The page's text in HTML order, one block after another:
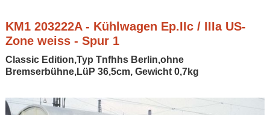
KM1 203222A - Kühlwagen Ep.IIc / IIIa US-
Zone weiss - Spur 1
Classic Edition,Typ Tnfhhs Berlin,ohne
Bremserbühne,LüP 36,5cm, Gewicht 0,7kg